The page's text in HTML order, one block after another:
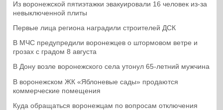
Из воронежской пятиэтажки эвакуировали 16 человек из-за
невыключенной плиты
Первые лица региона наградили строителей ДСК
В МЧС предупредили воронежцев о штормовом ветре и
грозах с градом 8 августа
В Дону возле воронежского села утонул 65-летний мужчина
В воронежском ЖК «Яблоневые сады» продаются
коммерческие помещения
Куда обращаться воронежцам по вопросам отключения